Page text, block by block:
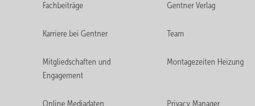
Fachbeiträge Gentner Verlag
Karriere bei Gentner Team
Mitgliedschaften und
Engagement
Montagezeiten Heizung
Online Mediadaten Privacy Manager